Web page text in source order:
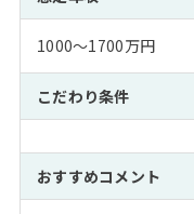
1000～1700万円
こだわり条件
おすすめコメント